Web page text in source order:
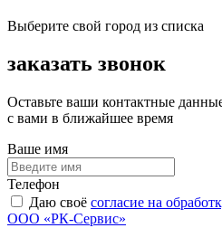
Выберите свой город из списка
заказать звонок
Оставьте ваши контактные
с вами в ближайшее время
Ваше имя
Телефон
Даю своё согласие на
ООО «РК-Сервис»